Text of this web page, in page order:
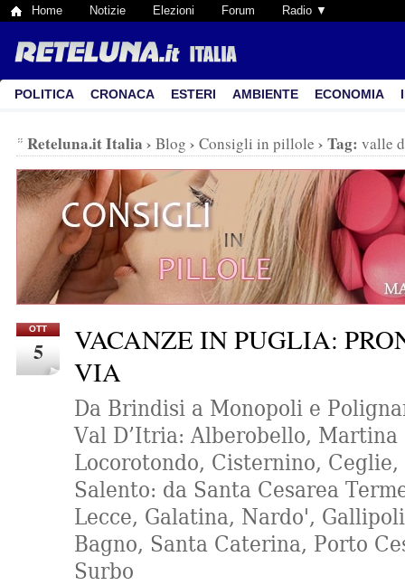
Home Notizie Elezioni Forum Radio ▼
POLITICA CRONACA ESTERI AMBIENTE ECONOMIA
Reteluna.it Italia › Blog › Consigli in pillole › Tag: valle
OTT
5
VACANZE IN PUGLIA:
VIA
Da Brindisi a Monopoli e
Val D’Itria: Alberobello, Martina
Locorotondo, Cisternino,
Salento: da Santa Cesarea
Lecce, Galatina, Nardo',
Bagno, Santa Caterina, Porto
Surbo